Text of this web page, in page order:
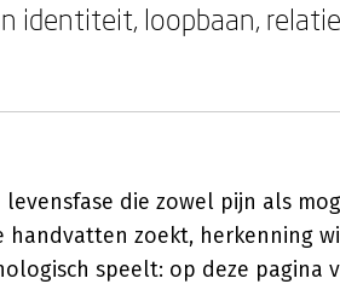
identiteit, loopbaan,
die zowel pijn als
handvatten zoekt, herkenning
speelt: op deze pagina